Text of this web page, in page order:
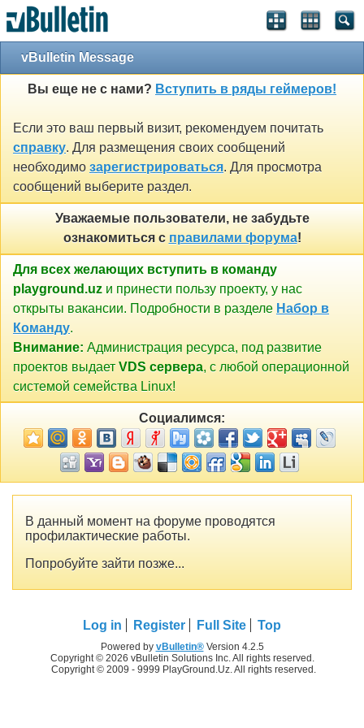
vBulletin Message
Вы еще не с нами? Вступить в ряды геймеров!
Если это ваш первый визит, рекомендуем почитать
справку. Для размещения своих сообщений
необходимо зарегистрироваться. Для просмотра
сообщений выберите раздел.
Уважаемые пользователи, не забудьте
ознакомиться с правилами форума!
Для всех желающих вступить в команду
playground.uz и принести пользу проекту, у нас
открыты вакансии. Подробности в разделе Набор в
Команду.
Внимание: Администрация ресурса, под развитие
проектов выдает VDS сервера, с любой операционной
системой семейства Linux!
Социалимся:
В данный момент на форуме проводятся
профилактические работы.
Попробуйте зайти позже...
Log in Register Full Site Top
Powered by vBulletin®Version 4.2.5
Copyright © 2026 vBulletin Solutions Inc. All rights reserved.
Copyright © 2009 - 9999 PlayGround.Uz. All rights reserved.